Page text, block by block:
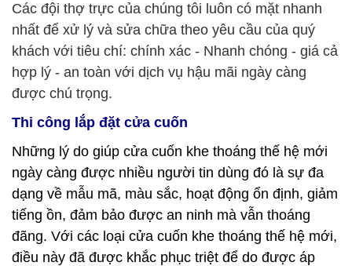
Các đội thợ trực của chúng tôi luôn có mặt nhanh
nhất để xử lý và sửa chữa theo yêu cầu của quý
khách với tiêu chí: chính xác - Nhanh chóng - giá cả
hợp lý - an toàn với dịch vụ hậu mãi ngày càng
được chú trọng.
Thi công lắp đặt cửa cuốn
Những lý do giúp cửa cuốn khe thoáng thế hệ mới
ngày càng được nhiều người tin dùng đó là sự đa
dạng về mẫu mã, màu sắc, hoạt động ổn định, giảm
tiếng ồn, đảm bảo được an ninh mà vẫn thoáng
đãng. Với các loại cửa cuốn khe thoáng thế hệ mới,
điều này đã được khắc phục triệt để do được áp